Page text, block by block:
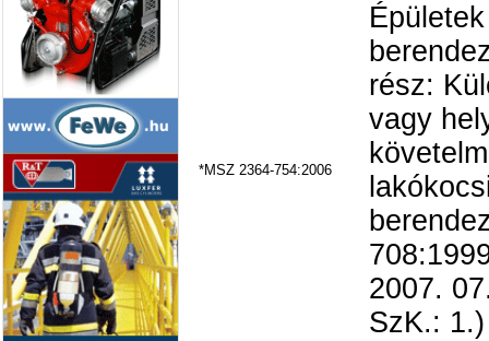
*MSZ 2364-754:2006
rész:
vagy
2007.
SzK.: 1.)